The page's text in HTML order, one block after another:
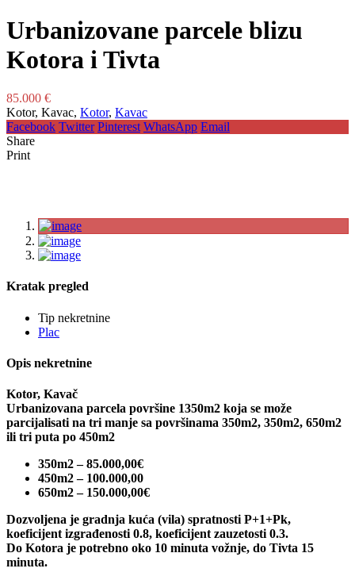
Urbanizovane parcele blizu
Kotora i Tivta
85.000 €
Kotor, Kavac, Kotor, Kavac
Facebook Twitter Pinterest WhatsApp Email
Share
Print
Kratak pregled
Tip nekretnine
Plac
Opis nekretnine
Kotor, Kavač
Urbanizovana parcela površine 1350m2 koja se može
parcijalisati na tri manje sa površinama 350m2, 350m2, 650m2
ili tri puta po 450m2
350m2 – 85.000,00€
450m2 – 100.000,00
650m2 – 150.000,00€
Dozvoljena je gradnja kuća (vila) spratnosti P+1+Pk,
koeficijent izgrađenosti 0.8, koeficijent zauzetosti 0.3.
Do Kotora je potrebno oko 10 minuta vožnje, do Tivta 15
minuta.